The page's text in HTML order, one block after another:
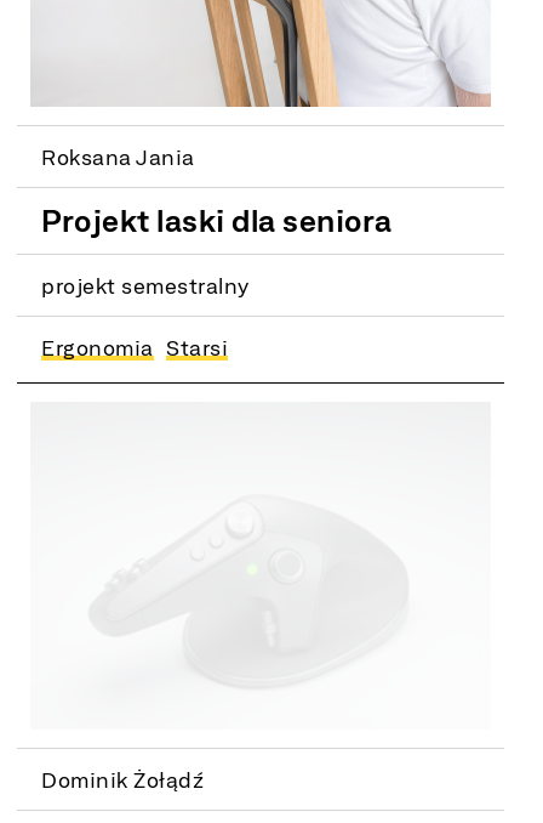
Roksana Jania
Projekt laski dla seniora
projekt semestralny
Ergonomia Starsi
Dominik Żołądź